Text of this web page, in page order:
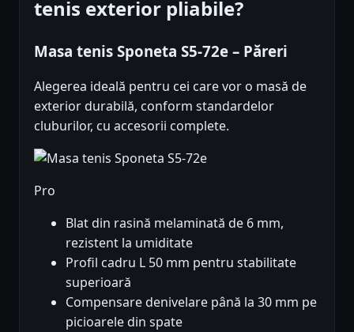
tenis exterior pliabile?
Masa tenis Sponeta S5-72e – Păreri
Alegerea ideală pentru cei care vor o masă de
exterior durabilă, conform standardelor
cluburilor, cu accesorii complete.
Pro
Blat din rasină melaminată de 6 mm,
rezistent la umiditate
Profil cadru L 50 mm pentru stabilitate
superioară
Compensare denivelare până la 30 mm pe
picioarele din spate